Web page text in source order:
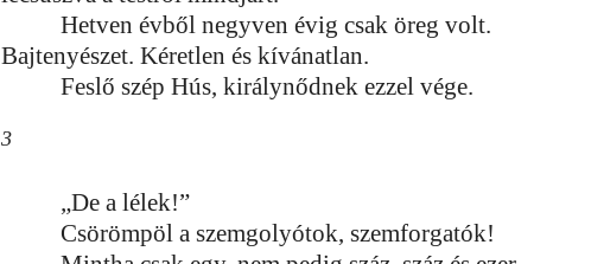
Hetven évből negyven évig csak öreg volt.
Bajtenyészet. Kéretlen és kívánatlan.
Feslő szép Hús, királynődnek ezzel vége.
3
„De a lélek!”
Csörömpöl a szemgolyótok, szemforgatók!